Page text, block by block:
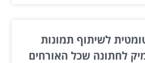
לשיתוף תמונות
לחתונה שכל האורחים